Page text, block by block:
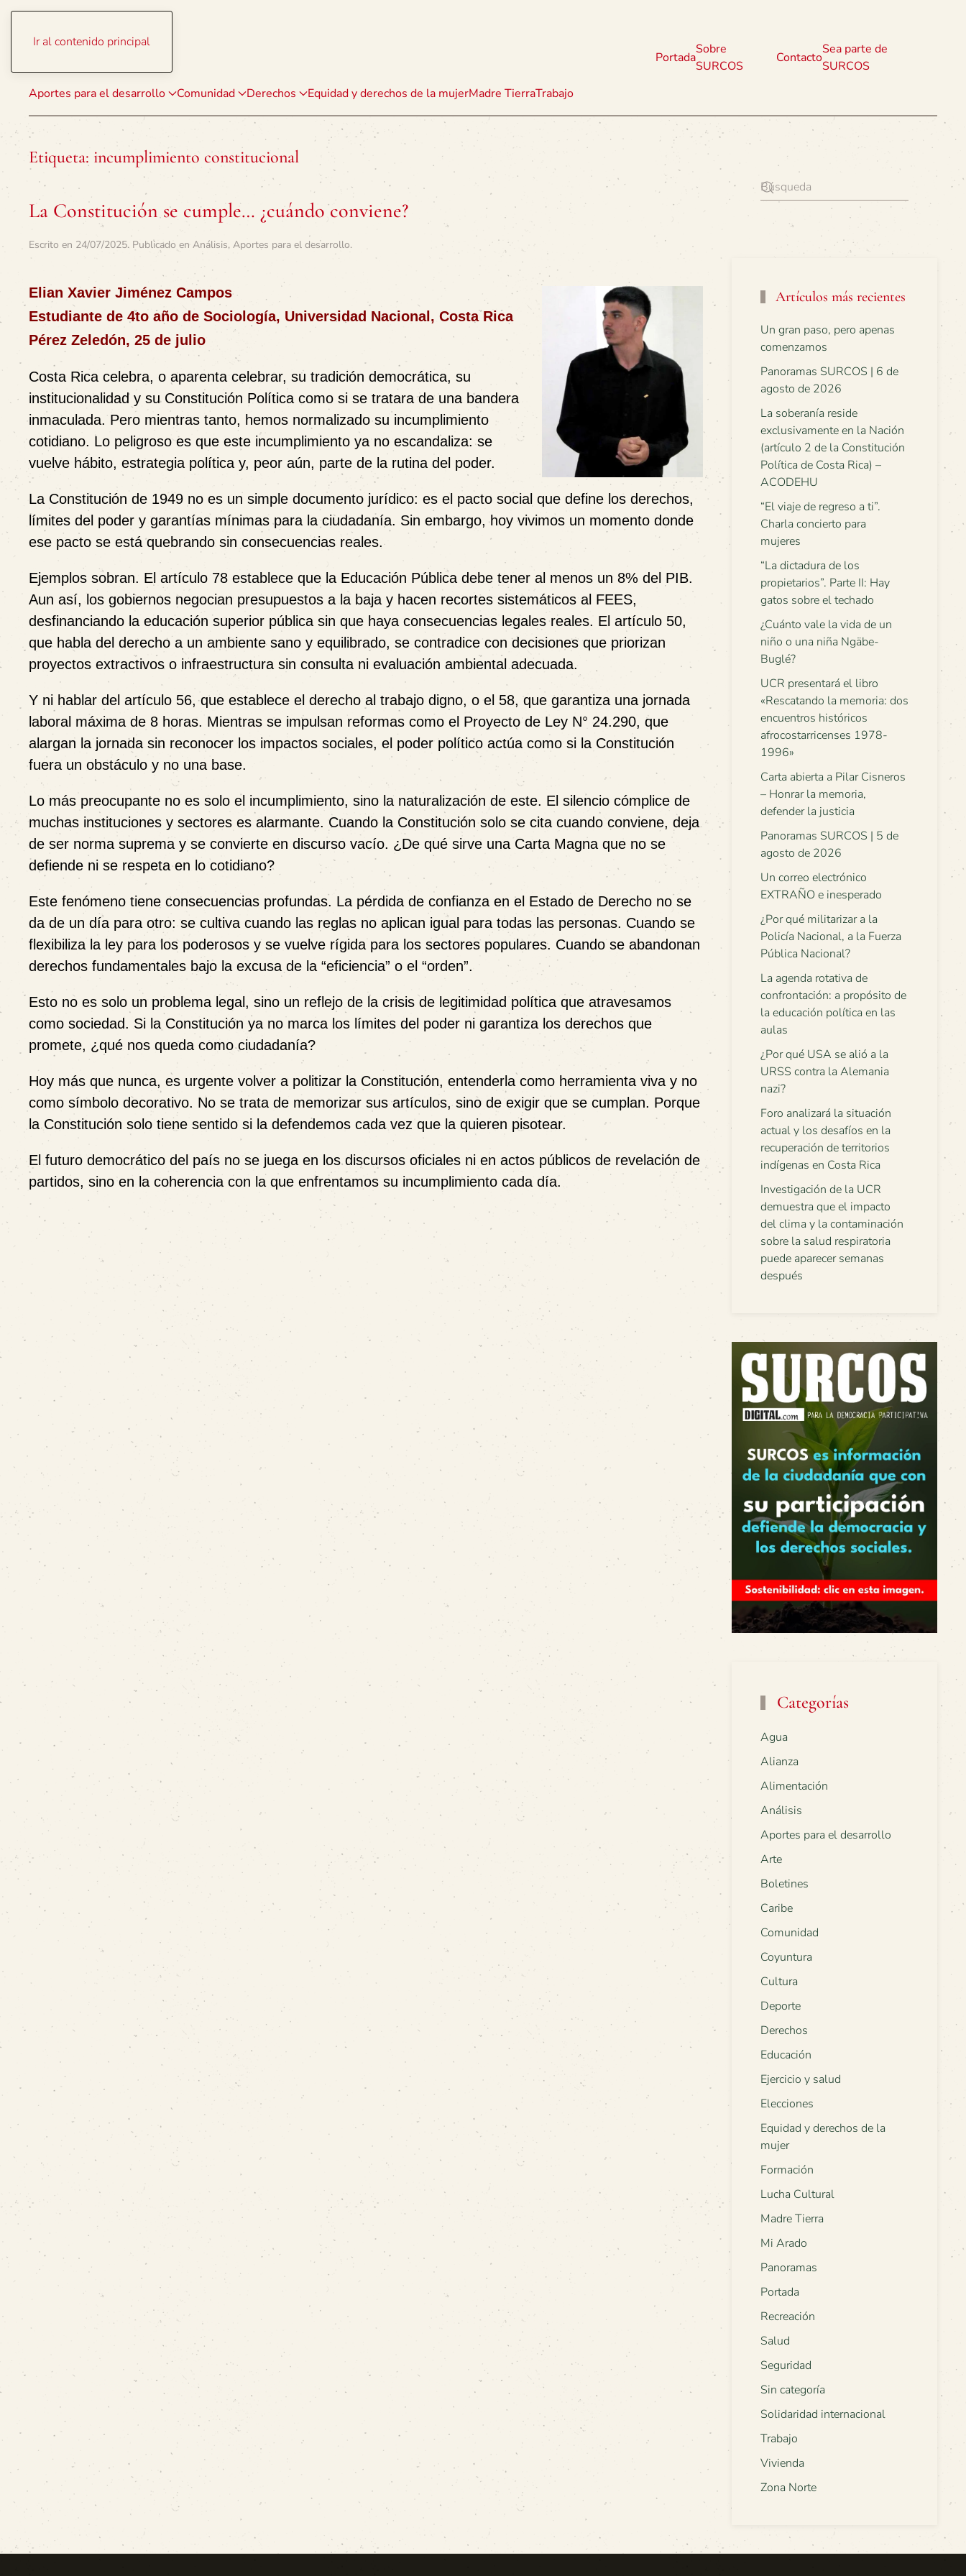
Ir al contenido principal
Aportes para el desarrollo Comunidad Derechos Equidad y derechos de la mujerMadre TierraTrabajo
Portada
Sobre
SURCOS
Contacto
Sea parte de
SURCOS
Etiqueta: incumplimiento constitucional
La Constitución se cumple… ¿cuándo conviene?
Escrito en 24/07/2025. Publicado en Análisis, Aportes para el desarrollo.
Elian Xavier Jiménez Campos
Estudiante de 4to año de Sociología, Universidad Nacional, Costa Rica
Pérez Zeledón, 25 de julio
Costa Rica celebra, o aparenta celebrar, su tradición democrática, su
institucionalidad y su Constitución Política como si se tratara de una bandera
inmaculada. Pero mientras tanto, hemos normalizado su incumplimiento
cotidiano. Lo peligroso es que este incumplimiento ya no escandaliza: se
vuelve hábito, estrategia política y, peor aún, parte de la rutina del poder.
La Constitución de 1949 no es un simple documento jurídico: es el pacto social que define los derechos,
límites del poder y garantías mínimas para la ciudadanía. Sin embargo, hoy vivimos un momento donde
ese pacto se está quebrando sin consecuencias reales.
Ejemplos sobran. El artículo 78 establece que la Educación Pública debe tener al menos un 8% del PIB.
Aun así, los gobiernos negocian presupuestos a la baja y hacen recortes sistemáticos al FEES,
desfinanciando la educación superior pública sin que haya consecuencias legales reales. El artículo 50,
que habla del derecho a un ambiente sano y equilibrado, se contradice con decisiones que priorizan
proyectos extractivos o infraestructura sin consulta ni evaluación ambiental adecuada.
Y ni hablar del artículo 56, que establece el derecho al trabajo digno, o el 58, que garantiza una jornada
laboral máxima de 8 horas. Mientras se impulsan reformas como el Proyecto de Ley N° 24.290, que
alargan la jornada sin reconocer los impactos sociales, el poder político actúa como si la Constitución
fuera un obstáculo y no una base.
Lo más preocupante no es solo el incumplimiento, sino la naturalización de este. El silencio cómplice de
muchas instituciones y sectores es alarmante. Cuando la Constitución solo se cita cuando conviene, deja
de ser norma suprema y se convierte en discurso vacío. ¿De qué sirve una Carta Magna que no se
defiende ni se respeta en lo cotidiano?
Este fenómeno tiene consecuencias profundas. La pérdida de confianza en el Estado de Derecho no se
da de un día para otro: se cultiva cuando las reglas no aplican igual para todas las personas. Cuando se
flexibiliza la ley para los poderosos y se vuelve rígida para los sectores populares. Cuando se abandonan
derechos fundamentales bajo la excusa de la “eficiencia” o el “orden”.
Esto no es solo un problema legal, sino un reflejo de la crisis de legitimidad política que atravesamos
como sociedad. Si la Constitución ya no marca los límites del poder ni garantiza los derechos que
promete, ¿qué nos queda como ciudadanía?
Hoy más que nunca, es urgente volver a politizar la Constitución, entenderla como herramienta viva y no
como símbolo decorativo. No se trata de memorizar sus artículos, sino de exigir que se cumplan. Porque
la Constitución solo tiene sentido si la defendemos cada vez que la quieren pisotear.
El futuro democrático del país no se juega en los discursos oficiales ni en actos públicos de revelación de
partidos, sino en la coherencia con la que enfrentamos su incumplimiento cada día.
Artículos más recientes
Un gran paso, pero apenas
comenzamos
Panoramas SURCOS | 6 de
agosto de 2026
La soberanía reside
exclusivamente en la Nación
(artículo 2 de la Constitución
Política de Costa Rica) –
ACODEHU
“El viaje de regreso a ti”.
Charla concierto para
mujeres
“La dictadura de los
propietarios”. Parte II: Hay
gatos sobre el techado
¿Cuánto vale la vida de un
niño o una niña Ngäbe-
Buglé?
UCR presentará el libro
«Rescatando la memoria: dos
encuentros históricos
afrocostarricenses 1978-
1996»
Carta abierta a Pilar Cisneros
– Honrar la memoria,
defender la justicia
Panoramas SURCOS | 5 de
agosto de 2026
Un correo electrónico
EXTRAÑO e inesperado
¿Por qué militarizar a la
Policía Nacional, a la Fuerza
Pública Nacional?
La agenda rotativa de
confrontación: a propósito de
la educación política en las
aulas
¿Por qué USA se alió a la
URSS contra la Alemania
nazi?
Foro analizará la situación
actual y los desafíos en la
recuperación de territorios
indígenas en Costa Rica
Investigación de la UCR
demuestra que el impacto
del clima y la contaminación
sobre la salud respiratoria
puede aparecer semanas
después
Categorías
Agua
Alianza
Alimentación
Análisis
Aportes para el desarrollo
Arte
Boletines
Caribe
Comunidad
Coyuntura
Cultura
Deporte
Derechos
Educación
Ejercicio y salud
Elecciones
Equidad y derechos de la
mujer
Formación
Lucha Cultural
Madre Tierra
Mi Arado
Panoramas
Portada
Recreación
Salud
Seguridad
Sin categoría
Solidaridad internacional
Trabajo
Vivienda
Zona Norte